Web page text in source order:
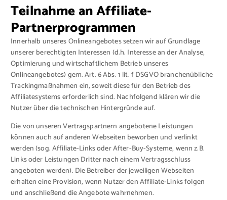
Teilnahme an Affiliate-
Partnerprogrammen
Innerhalb unseres Onlineangebotes setzen wir auf Grundlage
unserer berechtigten Interessen (d.h. Interesse an der Analyse,
Optimierung und wirtschaftlichem Betrieb unseres
Onlineangebotes) gem. Art. 6 Abs. 1 lit. f DSGVO branchenübliche
Trackingmaßnahmen ein, soweit diese für den Betrieb des
Affiliatesystems erforderlich sind. Nachfolgend klären wir die
Nutzer über die technischen Hintergründe auf.
Die von unseren Vertragspartnern angebotene Leistungen
können auch auf anderen Webseiten beworben und verlinkt
werden (sog. Affiliate-Links oder After-Buy-Systeme, wenn z.B.
Links oder Leistungen Dritter nach einem Vertragsschluss
angeboten werden). Die Betreiber der jeweiligen Webseiten
erhalten eine Provision, wenn Nutzer den Affiliate-Links folgen
und anschließend die Angebote wahrnehmen.